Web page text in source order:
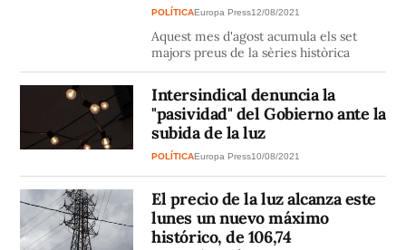
POLÍTICAEuropa Press12/08/2021
Aquest mes d'agost acumula els set
majors preus de la sèries històrica
Intersindical denuncia la
"pasividad" del Gobierno ante la
subida de la luz
POLÍTICAEuropa Press10/08/2021
El precio de la luz alcanza este
lunes un nuevo máximo
histórico, de 106,74